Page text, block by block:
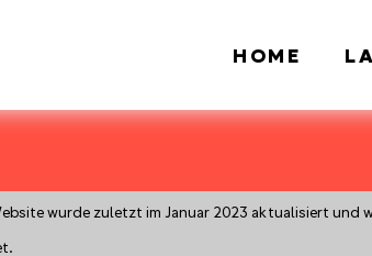
wurde zuletzt im Januar 2023 aktualisiert und
HOME